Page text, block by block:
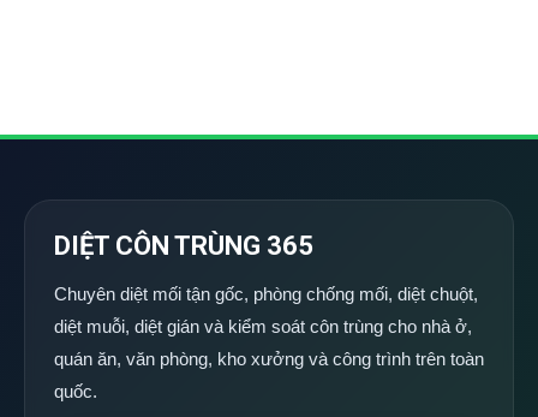
DIỆT CÔN TRÙNG 365
Chuyên diệt mối tận gốc, phòng chống mối, diệt chuột,
diệt muỗi, diệt gián và kiểm soát côn trùng cho nhà ở,
quán ăn, văn phòng, kho xưởng và công trình trên toàn
quốc.